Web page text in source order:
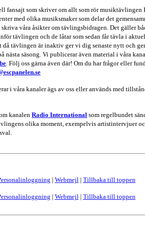
fansajt som skriver om allt som rör musiktävlingen
med olika musiksmaker som delar det
våra åsikter om tävlingsbidragen. Det gäller
tävlingen och de låtar som sedan får tävla i
då tävlingen är inaktiv ger vi dig senaste nytt och
nästa säsong. Vi publicerar även material i våra
. Följ oss gärna även där! Om du har frågor eller
i våra kanaler ägs av oss eller används med
kanalen Radio International som regelbundet
olika moment, exempelvis artistintervjuer
| Webmejl | Tillbaka till toppen
| Webmejl | Tillbaka till toppen